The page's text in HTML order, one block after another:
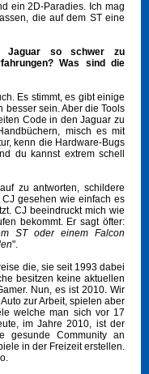
ein 2D-Paradies. Ich mag
die auf dem ST eine
Jaguar so schwer zu
Was sind die
Es stimmt, es gibt einige
besser sein. Aber die Tools
Code in den Jaguar zu
misch es mit
kenn die Hardware-Bugs
du kannst extrem schell
zu antworten, schildere
gesehen wie einfach es
CJ beeindruckt mich wie
bekommt. Er sagt öfter:
ST oder einem Falcon
".
die, sie seit 1993 dabei
besitzen keine aktuellen
Nun, es ist 2010. Wir
zur Arbeit, spielen aber
welche man sich vor 17
im Jahre 2010, ist der
gesunde Community an
in der Freizeit erstellen.